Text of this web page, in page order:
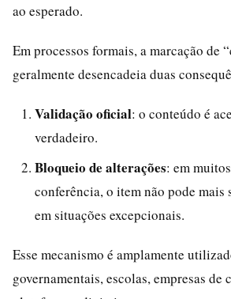
ao esperado.
Em processos formais, a marcação de
geralmente desencadeia duas
Validação oficial: o conteúdo é
verdadeiro.
Bloqueio de alterações: em
conferência, o item não pode mais
em situações excepcionais.
Esse mecanismo é amplamente
governamentais, escolas, empresas de